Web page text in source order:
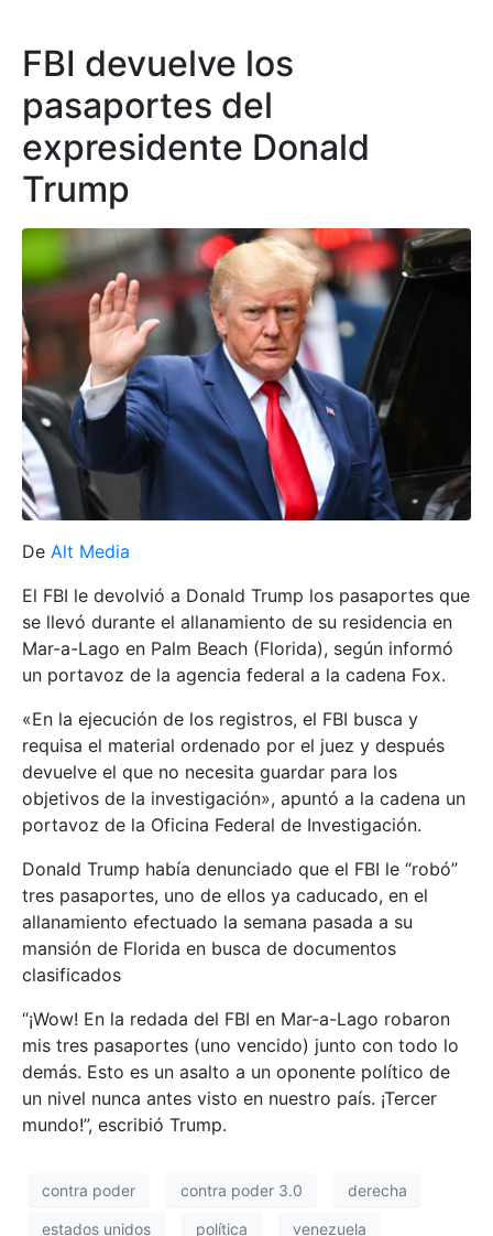
FBI devuelve los
pasaportes del
expresidente Donald
Trump
De Alt Media
El FBI le devolvió a Donald Trump los pasaportes que
se llevó durante el allanamiento de su residencia en
Mar-a-Lago en Palm Beach (Florida), según informó
un portavoz de la agencia federal a la cadena Fox.
«En la ejecución de los registros, el FBI busca y
requisa el material ordenado por el juez y después
devuelve el que no necesita guardar para los
objetivos de la investigación», apuntó a la cadena un
portavoz de la Oficina Federal de Investigación.
Donald Trump había denunciado que el FBI le “robó”
tres pasaportes, uno de ellos ya caducado, en el
allanamiento efectuado la semana pasada a su
mansión de Florida en busca de documentos
clasificados
“¡Wow! En la redada del FBI en Mar-a-Lago robaron
mis tres pasaportes (uno vencido) junto con todo lo
demás. Esto es un asalto a un oponente político de
un nivel nunca antes visto en nuestro país. ¡Tercer
mundo!”, escribió Trump.
contra poder contra poder 3.0 derecha
estados unidos política venezuela